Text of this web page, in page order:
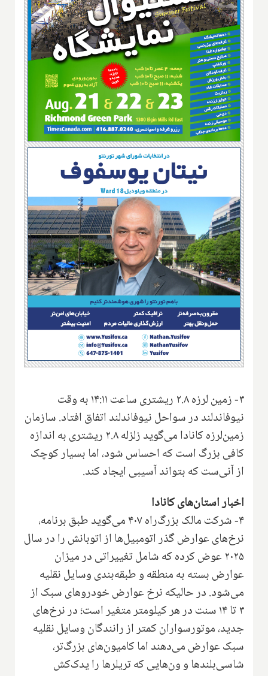
۳- زمین لرزه ۲.۸ ریشتری ساعت ۱۴:۱۱ به وقت
نیوفاندلند در سواحل نیوفاندلند اتفاق افتاد. سازمان
زمین‌لرزه کانادا می‌گوید زلزله ۲.۸ ریشتری به اندازه
کافی بزرگ است که احساس شود، اما بسیار کوچک
از آنی‌ست که بتواند آسیبی ایجاد کند.
اخبار استان‌های کانادا
۴- شرکت مالک بزرگ‌راه ۴۰۷ می‌گوید طبق برنامه،
نرخ‌های عوارض گذر اتومبیل‌ها از اتوبانش را در سال
۲۰۲۵ عوض کرده که شامل تغییراتی در میزان
عوارض بسته به منطقه و طبقه‌بندی وسایل نقلیه
می‌شود. در حالیکه نرخ عوارض خودروهای سبک از
۳ تا ۱۴ سنت در هر کیلومتر متغیر است؛ در نرخ‌های
جدید، موتورسواران کمتر از رانندگان وسایل نقلیه
سبک عوارض می‌دهند اما کامیون‌های بزرگ‌تر،
شاسی‌بلندها و ون‌هایی که تریلرها را یدک‌کش